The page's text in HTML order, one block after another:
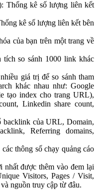
Thống kê số lượng liên kết
kê số lượng liên kết bên
của bạn trên một trang về
tích so sánh 1000 link khác
giá trị để so sánh tham
khác nhau như: Google
tạo index cho trang URL),
Linkedin share count,
backlink của URL, Domain,
Referring domains,
thông số chạy quảng cáo
nhất được thêm vào đem lại
Visitors, Pages / Visit,
nguồn truy cập từ đâu.